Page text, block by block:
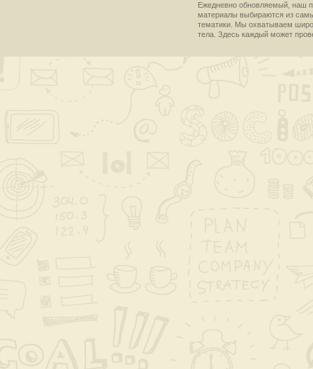
Ежедневно обновляемый, наш
материалы выбираются из
тематики. Мы охватываем
тела. Здесь каждый может